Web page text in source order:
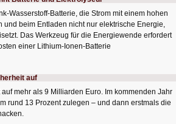
Wasserstoff-Batterie, die Strom mit einem hohen
und beim Entladen nicht nur elektrische Energie,
Das Werkzeug für die Energiewende erfordert
einer Lithium-Ionen-Batterie
auf
auf mehr als 9 Milliarden Euro. Im kommenden Jahr
rund 13 Prozent zulegen – und dann erstmals die